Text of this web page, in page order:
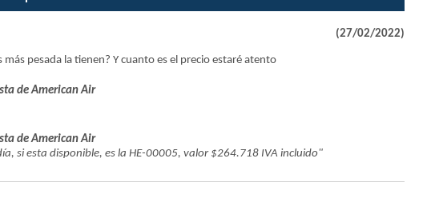
(27/02/2022)
pesada la tienen? Y cuanto es el precio estaré atento
de American Air
de American Air
si esta disponible, es la HE-00005, valor $264.718 IVA incluido"